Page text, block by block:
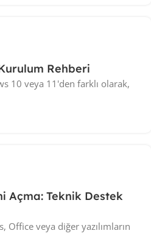
Rehberi
10 veya 11'den farklı olarak,
Açma: Teknik Destek
Office veya diğer yazılımların